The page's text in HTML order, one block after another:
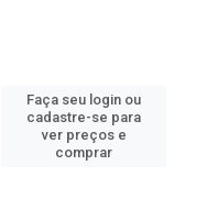
Faça seu login ou
cadastre-se para
ver preços e
comprar